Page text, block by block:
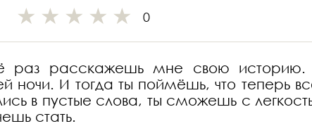
0
раз расскажешь мне свою
ночи. И тогда ты поймёшь, что теперь
в пустые слова, ты сможешь с
стать.